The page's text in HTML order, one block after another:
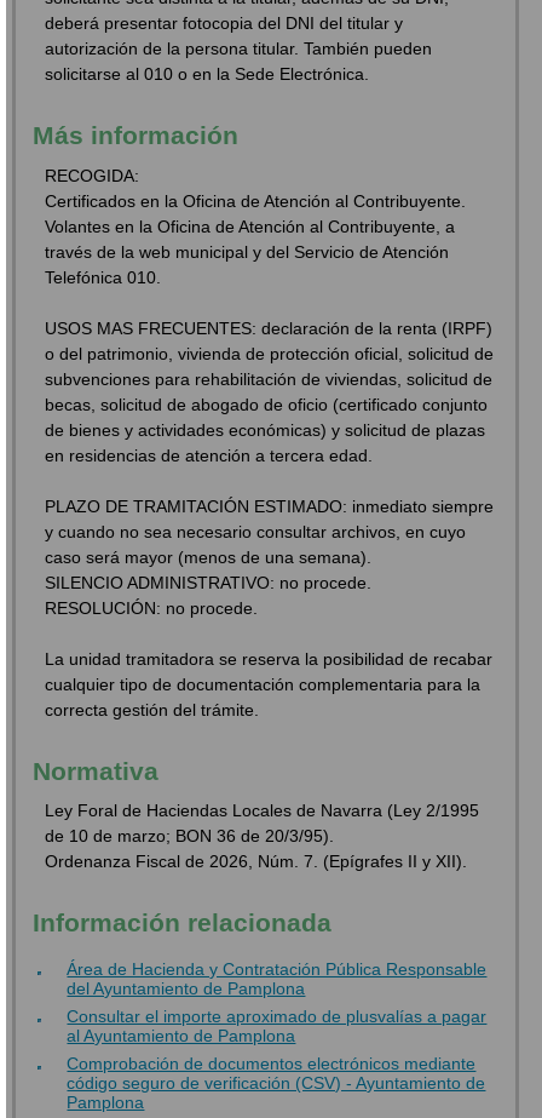
deberá presentar fotocopia del DNI del titular y
autorización de la persona titular. También pueden
solicitarse al 010 o en la Sede Electrónica.
Más información
RECOGIDA:
Certificados en la Oficina de Atención al Contribuyente.
Volantes en la Oficina de Atención al Contribuyente, a
través de la web municipal y del Servicio de Atención
Telefónica 010.
USOS MAS FRECUENTES: declaración de la renta (IRPF)
o del patrimonio, vivienda de protección oficial, solicitud de
subvenciones para rehabilitación de viviendas, solicitud de
becas, solicitud de abogado de oficio (certificado conjunto
de bienes y actividades económicas) y solicitud de plazas
en residencias de atención a tercera edad.
PLAZO DE TRAMITACIÓN ESTIMADO: inmediato siempre
y cuando no sea necesario consultar archivos, en cuyo
caso será mayor (menos de una semana).
SILENCIO ADMINISTRATIVO: no procede.
RESOLUCIÓN: no procede.
La unidad tramitadora se reserva la posibilidad de recabar
cualquier tipo de documentación complementaria para la
correcta gestión del trámite.
Normativa
Ley Foral de Haciendas Locales de Navarra (Ley 2/1995
de 10 de marzo; BON 36 de 20/3/95).
Ordenanza Fiscal de 2026, Núm. 7. (Epígrafes II y XII).
Información relacionada
Área de Hacienda y Contratación Pública Responsable
del Ayuntamiento de Pamplona
Consultar el importe aproximado de plusvalías a pagar
al Ayuntamiento de Pamplona
Comprobación de documentos electrónicos mediante
código seguro de verificación (CSV) - Ayuntamiento de
Pamplona